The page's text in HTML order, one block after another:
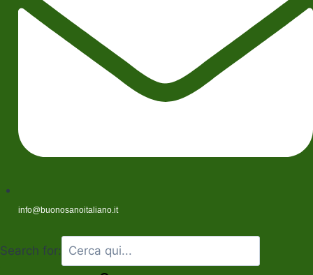
info@buonosanoitaliano.it
Search for: